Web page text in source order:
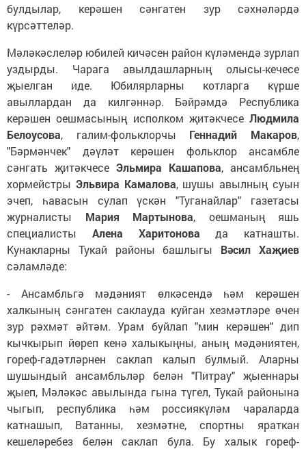
булдылар, керәшен сәнгатен зур сәхнәләрдә
күрсәттеләр.
Мәләкәслеләр юбилей кичәсен район күләмендә зурлап
уздырды. Чарага авылдашларның олысы-кечесе
җыелган иде. Юбилярларны котларга күрше
авыллардан да килгәннәр. Бәйрәмдә Республика
керәшен оешмасының исполком җитәкчесе Людмила
Белоусова, галим-фольклорчы Геннадий Макаров,
"Бәрмәнчек" дәүләт керәшен фольклор ансамбле
сәнгать җитәкчесе Эльмира Кашапова, ансамбльнең
хормейстры Эльвира Камалова, шушы авылның суын
эчеп, һавасын сулап үскән "Туганайлар" газетасы
журналисты Мария Мартынова, оешманың яшь
специалисты Алена Харитонова да катнашты.
Кунакларны Тукай районы башлыгы Вәсил Хаҗиев
сәламләде:
- Ансамбльгә мәдәният өлкәсендә һәм керәшен
халкының сәнгатен саклауда куйган хезмәтләре өчен
зур рәхмәт әйтәм. Урам буйлап "мин керәшен" дип
кычкырып йөреп кенә халыкыңны, аның мәдәниятен,
гореф-гадәтләрнен саклап калып булмый. Аларны
шушындый ансамбльләр белән "Питрау" җыеннары
җыеп, Мәләкәс авылында гына түгел, Тукай районына
чыгып, республика һәм россиякүләм чараларда
катнашып, Ватанны, хезмәтне, спортны яраткан
кешеләребез белән саклап була. Бу халык гореф-